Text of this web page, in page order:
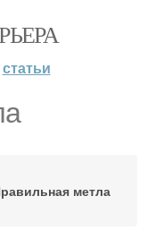
статьи
метла